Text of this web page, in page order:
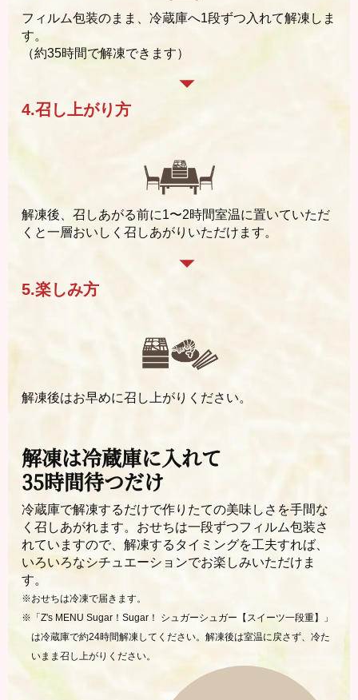
フィルム包装のまま、冷蔵庫へ1段ずつ入れて解凍しま
す。
（約35時間で解凍できます）
4.召し上がり方
解凍後、召しあがる前に1〜2時間室温に置いていただ
くと一層おいしく召しあがりいただけます。
5.楽しみ方
解凍後はお早めに召し上がりください。
解凍は冷蔵庫に入れて
35時間待つだけ
冷蔵庫で解凍するだけで作りたての美味しさを手間な
く召しあがれます。おせちは一段ずつフィルム包装さ
れていますので、解凍するタイミングを工夫すれば、
いろいろなシチュエーションでお楽しみいただけま
す。
※おせちは冷凍で届きます。
※「Z's MENU Sugar！Sugar！ シュガーシュガー【スイーツ一段重】」
は冷蔵庫で約24時間解凍してください。解凍後は室温に戻さず、冷た
いまま召し上がりください。